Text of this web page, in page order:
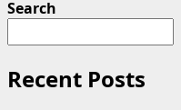
Search
Recent Posts